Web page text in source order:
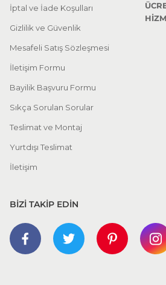
İptal ve İade Koşulları
Gizlilik ve Güvenlik
Mesafeli Satış Sözleşmesi
İletişim Formu
Bayilik Başvuru Formu
Sıkça Sorulan Sorular
Teslimat ve Montaj
Yurtdışı Teslimat
İletişim
BİZİ TAKİP EDİN